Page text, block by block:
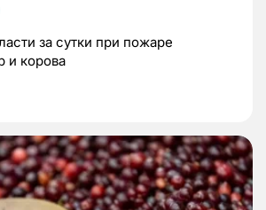
за сутки при пожаре
и корова